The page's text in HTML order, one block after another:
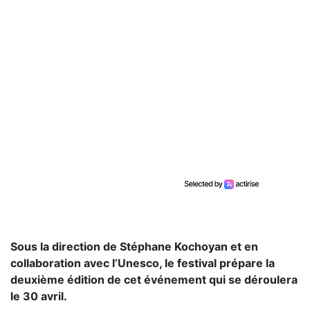
Sous la direction de Stéphane Kochoyan et en
collaboration avec l’Unesco, le festival prépare la
deuxième édition de cet événement qui se déroulera
le 30 avril.